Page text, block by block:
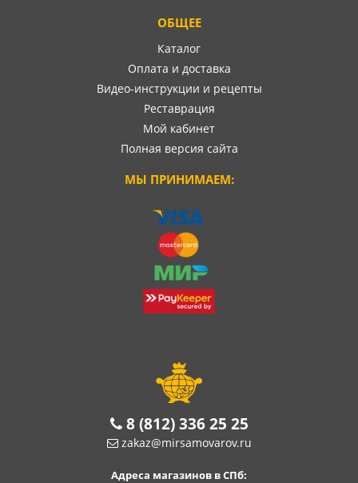
ОБЩЕЕ
Каталог
Оплата и доставка
Видео-инструкции и рецепты
Реставрация
Мой кабинет
Полная версия сайта
МЫ ПРИНИМАЕМ:
8 (812) 336 25 25
zakaz@mirsamovarov.ru
Адреса магазинов в СПб: